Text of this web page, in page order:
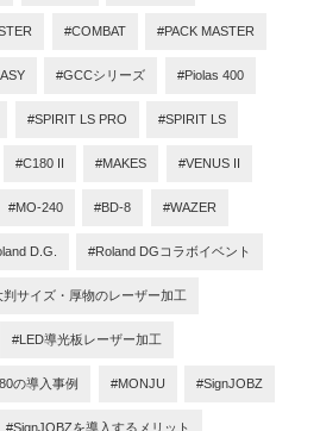
#COMBAT #PACK MASTER
#GCCシリーズ #Piolas 400
#SPIRIT LS PRO #SPIRIT LS
#C180 II #MAKES #VENUS II
#MO-240 #BD-8 #WAZER
D.G. #Roland DGコラボイベント
判サイズ・厚物のレーザー加工
#LED導光板レーザー加工
の導入事例 #MONJU #SignJOBZ
#SignJOBZを導入するメリット